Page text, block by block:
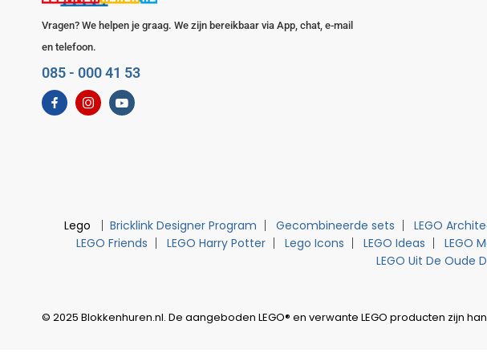
Vragen? We helpen je graag. We zijn bereikbaar via App, chat, e-mail
en telefoon.
085 - 000 41 53
Lego Bricklink Designer Program Gecombineerde sets LEGO
LEGO Friends
LEGO Harry Potter Lego Icons LEGO Ideas LEGO
LEGO Uit De Oude
© 2025 Blokkenhuren.nl. De aangeboden LEGO® en verwante LEGO producten zijn